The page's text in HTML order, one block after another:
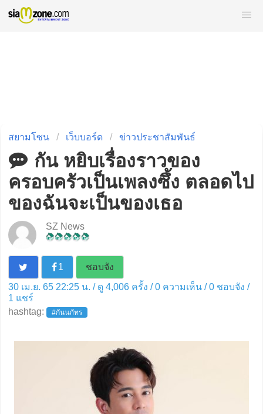
สยามโซน เว็บบอร์ด ข่าวประชาสัมพันธ์
กัน หยิบเรื่องราวของ
ครอบครัวเป็นเพลงซึ้ง ตลอดไป
ของฉันจะเป็นของเธอ
SZ News
1
ชอบจัง
30 เม.ย. 65 22:25 น. / ดู 4,006 ครั้ง / 0 ความเห็น /0ชอบจัง /
1 แชร์
hashtag:
#กันนภัทร